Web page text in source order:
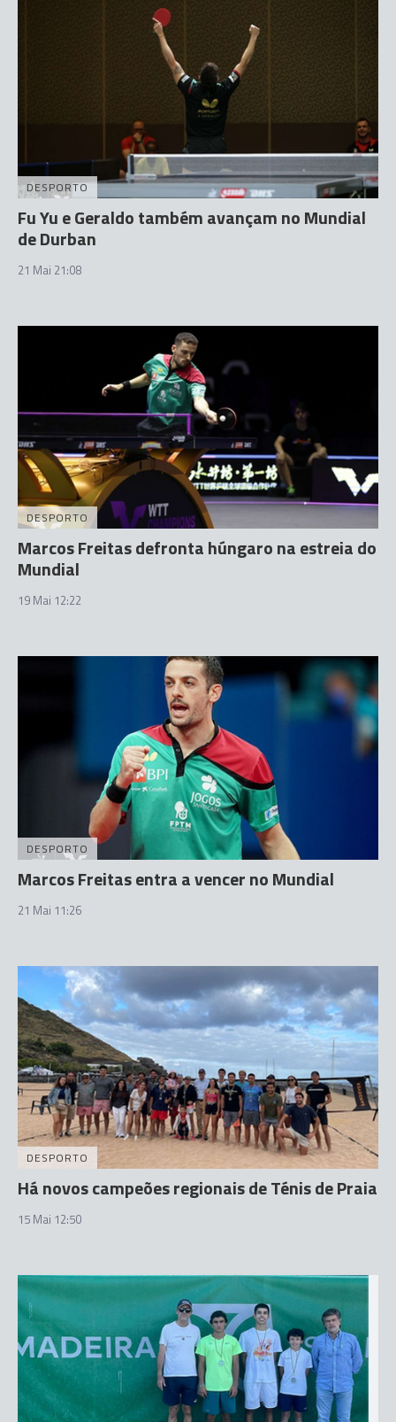
DESPORTO
Fu Yu e Geraldo também avançam no Mundial
de Durban
21 Mai 21:08
DESPORTO
Marcos Freitas defronta húngaro na estreia do
Mundial
19 Mai 12:22
DESPORTO
Marcos Freitas entra a vencer no Mundial
21 Mai 11:26
DESPORTO
Há novos campeões regionais de Ténis de Praia
15 Mai 12:50